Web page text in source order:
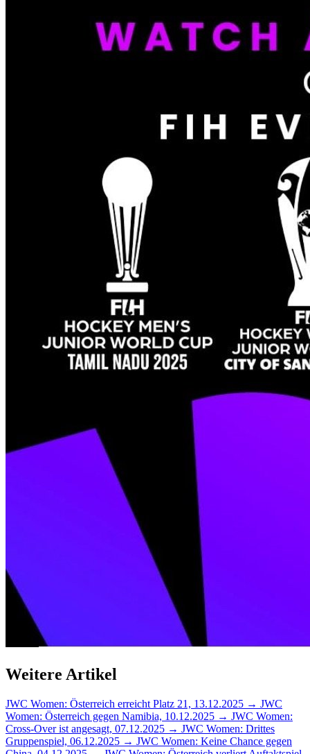
Weitere Artikel
JWC Women: Österreich erreicht Platz 21, 13.12.2025 → JWC
Women: Österreich gegen Namibia, 10.12.2025 → JWC Women:
Cross-Over ist angesagt, 07.12.2025 → JWC Women: Drittes
Gruppenspiel, 06.12.2025 → JWC Women: Keine Chance gegen